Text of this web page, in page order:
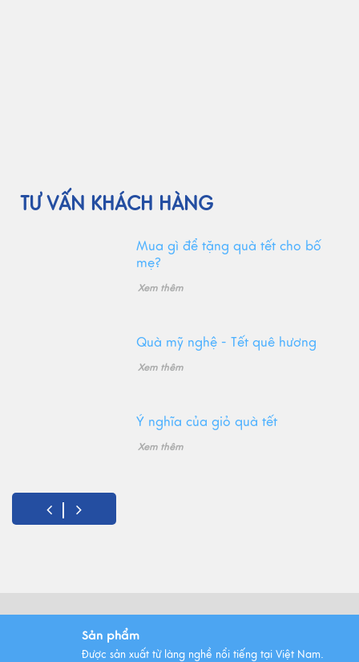
TƯ VẤN KHÁCH HÀNG
Mua gì để tặng quà tết cho bố
mẹ?
Xem thêm
Quà mỹ nghệ - Tết quê hương
Xem thêm
Ý nghĩa của giỏ quà tết
Xem thêm
Sản phẩm
Được sản xuất từ làng nghề nổi tiếng tại Việt Nam.